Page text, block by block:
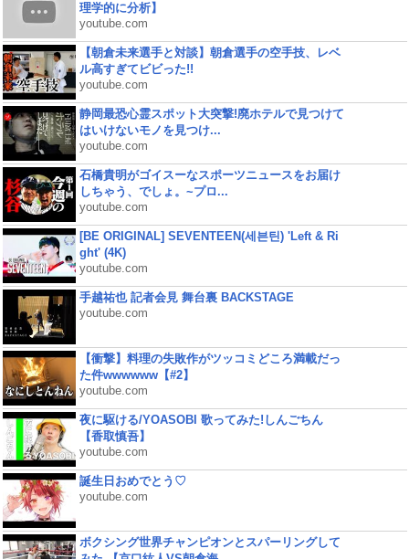
理学的に分析】
youtube.com
【朝倉未来選手と対談】朝倉選手の空手技、レベ
ル高すぎてビビった!!
youtube.com
静岡最恐心霊スポット大突撃!廃ホテルで見つけて
はいけないモノを見つけ...
youtube.com
石橋貴明がゴイスーなスポーツニュースをお届け
しちゃう、でしょ。~プロ...
youtube.com
[BE ORIGINAL] SEVENTEEN(세븐틴) 'Left & Ri
ght' (4K)
youtube.com
手越祐也 記者会見 舞台裏 BACKSTAGE
youtube.com
【衝撃】料理の失敗作がツッコミどころ満載だっ
た件wwwwww【#2】
youtube.com
夜に駆ける/YOASOBI 歌ってみた!しんごちん
【香取慎吾】
youtube.com
誕生日おめでとう♡
youtube.com
ボクシング世界チャンピオンとスパーリングして